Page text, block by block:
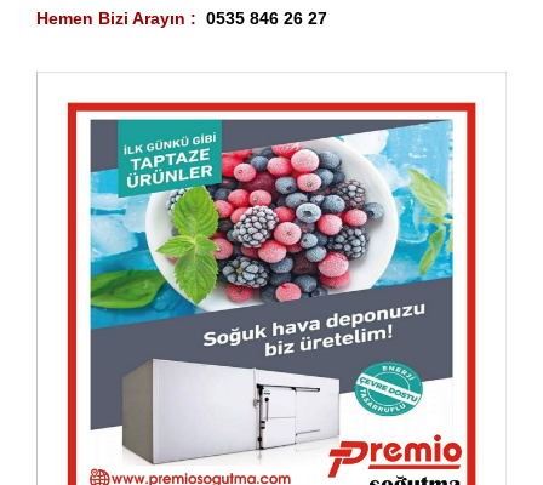
Hemen Bizi Arayın : 0535 846 26 27